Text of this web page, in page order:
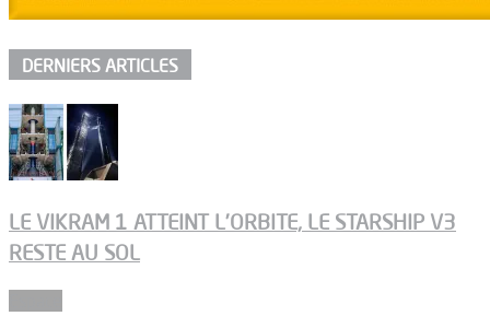
DERNIERS ARTICLES
LE VIKRAM 1 ATTEINT L’ORBITE, LE STARSHIP V3
RESTE AU SOL